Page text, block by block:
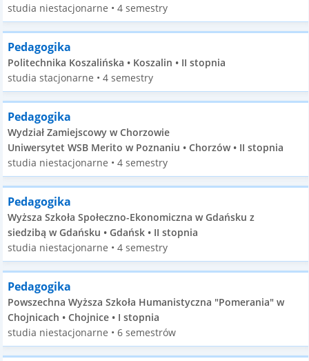
studia niestacjonarne • 4 semestry
Pedagogika
Politechnika Koszalińska • Koszalin • II stopnia
studia stacjonarne • 4 semestry
Pedagogika
Wydział Zamiejscowy w Chorzowie
Uniwersytet WSB Merito w Poznaniu • Chorzów • II stopnia
studia niestacjonarne • 4 semestry
Pedagogika
Wyższa Szkoła Społeczno-Ekonomiczna w Gdańsku z
siedzibą w Gdańsku • Gdańsk • II stopnia
studia niestacjonarne • 4 semestry
Pedagogika
Powszechna Wyższa Szkoła Humanistyczna "Pomerania" w
Chojnicach • Chojnice • I stopnia
studia niestacjonarne • 6 semestrów